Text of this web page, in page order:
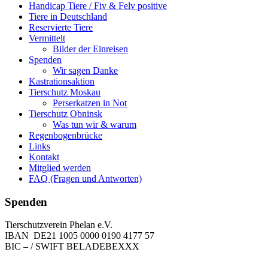
Handicap Tiere / Fiv & Felv positive
Tiere in Deutschland
Reservierte Tiere
Vermittelt
Bilder der Einreisen
Spenden
Wir sagen Danke
Kastrationsaktion
Tierschutz Moskau
Perserkatzen in Not
Tierschutz Obninsk
Was tun wir & warum
Regenbogenbrücke
Links
Kontakt
Mitglied werden
FAQ (Fragen und Antworten)
Spenden
Tierschutzverein Phelan e.V.
IBAN DE21 1005 0000 0190 4177 57
BIC – / SWIFT BELADEBEXXX